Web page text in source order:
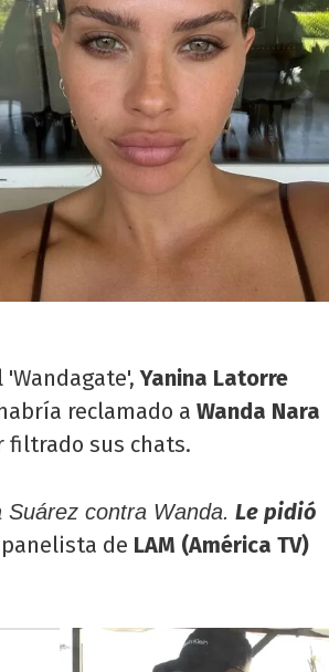
Yanina Latorre
reclamado a Wanda Nara
filtrado sus chats.
Suárez contra Wanda. Le pidió
de LAM (América TV)